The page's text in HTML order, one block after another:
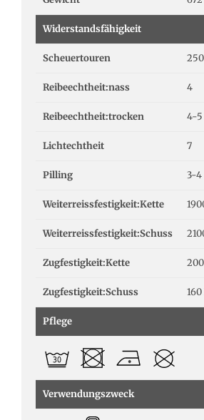
Widerstandsfähigkeit
Scheuertouren
Reibeechtheit:nass 4
Reibeechtheit:trocken 4-5
Lichtechtheit 7
Pilling 3-4
Weiterreissfestigkeit:Kette
Weiterreissfestigkeit:Schuss
Zugfestigkeit:Kette
Zugfestigkeit:Schuss 160
Pflege
Verwendungszweck